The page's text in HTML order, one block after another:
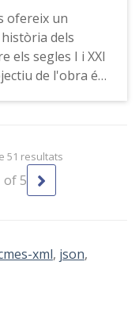
ofereix un
dels
els segles I i XXI
de l'obra és
van
seua
han
51 resultats
of 5
xml, json,